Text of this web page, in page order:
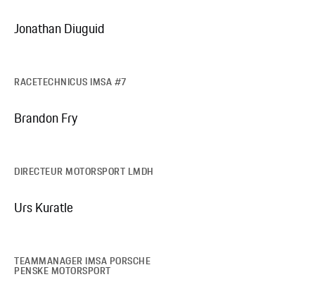
Jonathan Diuguid
RACETECHNICUS IMSA #7
Brandon Fry
DIRECTEUR MOTORSPORT LMDH
Urs Kuratle
TEAMMANAGER IMSA PORSCHE
PENSKE MOTORSPORT